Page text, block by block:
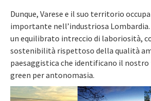
Dunque, Varese e il suo territorio
importante nell’industriosa
un equilibrato intreccio di laboriosità,
sostenibilità rispettoso della qualità
paesaggistica che identificano il
green per antonomasia.